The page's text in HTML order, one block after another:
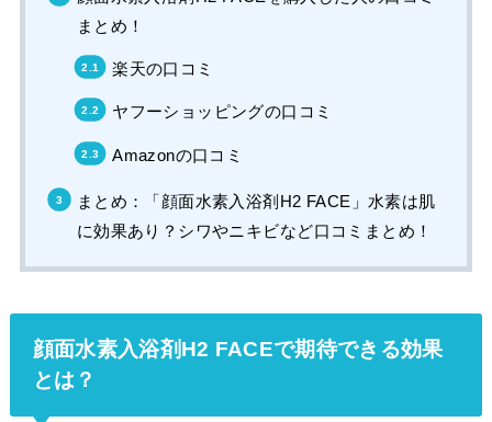
まとめ！
楽天の口コミ
ヤフーショッピングの口コミ
Amazonの口コミ
まとめ：「顔面水素入浴剤H2 FACE」水素は肌
に効果あり？シワやニキビなど口コミまとめ！
顔面水素入浴剤H2 FACEで期待できる効果
とは？